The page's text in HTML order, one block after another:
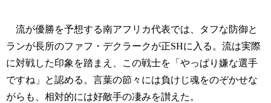
流が優勝を予想する南アフリカ代表では、タフな防御と
ランが長所のファフ・デクラークが正SHに入る。流は実際
に対戦した印象を踏まえ、この戦士を「やっぱり嫌な選手
ですね」と認める。言葉の節々には負けじ魂をのぞかせな
がらも、相対的には好敵手の凄みを讃えた。